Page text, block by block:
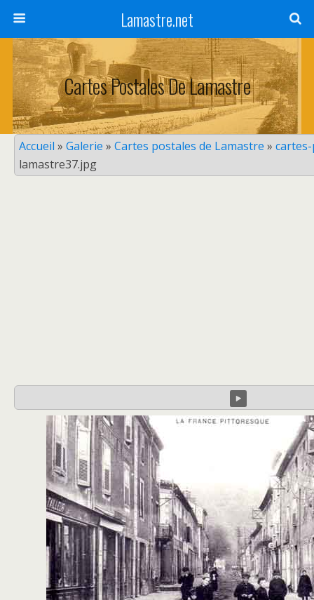
Lamastre.net
Cartes Postales De Lamastre
Accueil » Galerie » Cartes postales de Lamastre »
lamastre37.jpg